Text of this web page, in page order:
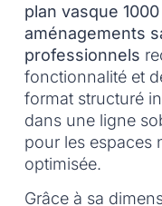
plan vasque
aménagements
professionnels
fonctionnalité et
format structuré
dans une ligne
pour les espaces
optimisée.
Grâce à sa